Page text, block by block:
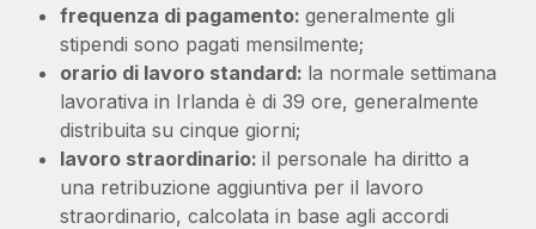
frequenza di pagamento: generalmente gli
stipendi sono pagati mensilmente;
orario di lavoro standard: la normale settimana
lavorativa in Irlanda è di 39 ore, generalmente
distribuita su cinque giorni;
lavoro straordinario: il personale ha diritto a
una retribuzione aggiuntiva per il lavoro
straordinario, calcolata in base agli accordi